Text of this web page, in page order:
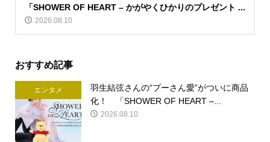
「SHOWER OF HEART – かがやくひかりのプレゼント ...
2026.08.10
おすすめ記事
エンタメ
羽生結弦さんの“プーさん愛”がついに商品
化！ 「SHOWER OF HEART –...
2026.08.10